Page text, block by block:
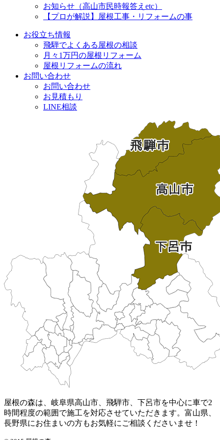
お知らせ（高山市民時報答えetc）
【プロが解説】屋根工事・リフォームの事
お役立ち情報
飛騨でよくある屋根の相談
月々1万円の屋根リフォーム
屋根リフォームの流れ
お問い合わせ
お問い合わせ
お見積もり
LINE相談
屋根の森は、岐阜県高山市、飛騨市、下呂市を中心に車で2
時間程度の範囲で施工を対応させていただきます。富山県、
長野県にお住まいの方もお気軽にご相談くださいませ！